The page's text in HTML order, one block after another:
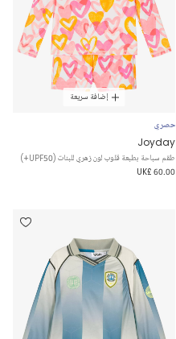
إضافة سريعة
حصري
Joyday
طقم سباحة بطبعة قلوب لون زهري للبنات (UPF50+)
UK£ 60.00